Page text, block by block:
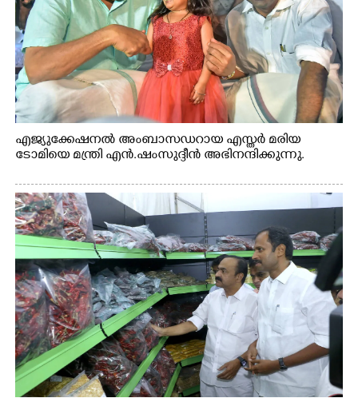
എജ്യുക്കേഷനൽ അംബാസഡറായ എസ്തർ മരിയ
ടോമിയെ മന്ത്രി എൻ.ഷംസുദ്ദീൻ അഭിനന്ദിക്കുന്നു.